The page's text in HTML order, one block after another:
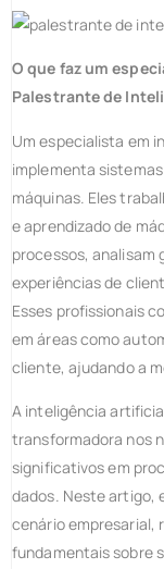
O que faz um
Palestrante de
Um especialista em
implementa
máquinas. Eles
e aprendizado de
processos, analisam
experiências de
Esses profissionais
em áreas como
cliente, ajudando a
A inteligência
transformadora nos
significativos em
dados. Neste artigo,
cenário empresarial,
fundamentais sobre